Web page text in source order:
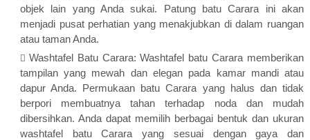
objek lain yang Anda sukai. Patung batu Carara ini akan
menjadi pusat perhatian yang menakjubkan di dalam ruangan
atau taman Anda.
Washtafel Batu Carara: Washtafel batu Carara memberikan
tampilan yang mewah dan elegan pada kamar mandi atau
dapur Anda. Permukaan batu Carara yang halus dan tidak
berpori membuatnya tahan terhadap noda dan mudah
dibersihkan. Anda dapat memilih berbagai bentuk dan ukuran
washtafel batu Carara yang sesuai dengan gaya dan